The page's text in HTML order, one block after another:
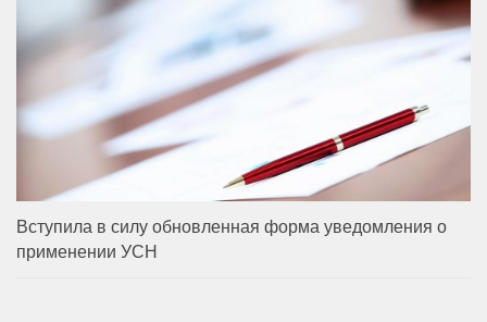
Вступила в силу обновленная форма уведомления о
применении УСН